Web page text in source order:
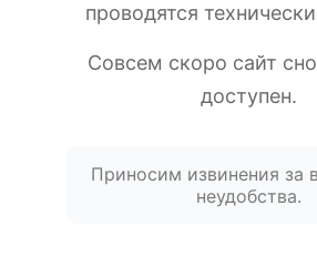
проводятся
Совсем скоро сайт
доступен.
Приносим извинения за
неудобства.